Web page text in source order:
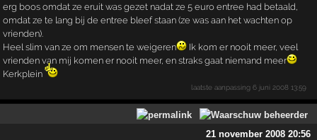
erg boos omdat ze eruit was gezet nadat ze 5 euro entree had betaald,
omdat ze te lang bij de entree bleef staan (ze was aan het wachten op
vrienden).
Heel slim van ze om mensen te weigeren
Ik kom er nooit meer, veel
vrienden van mij komen er nooit meer, en straks gaat niemand meer
Kerkplein
laatste aanpassing6 juni 2008 13:59
21 november 2008 20:56